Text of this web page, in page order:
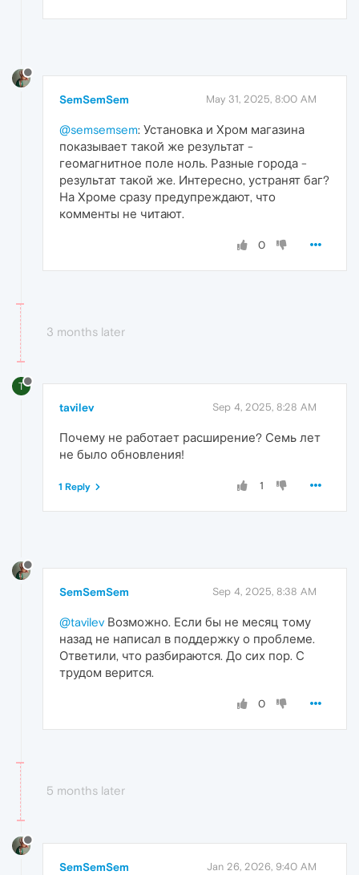
SemSemSem May 31, 2025, 8:00 AM
@semsemsem: Установка и Хром магазина
показывает такой же результат -
геомагнитное поле ноль. Разные города -
результат такой же. Интересно, устранят баг?
На Хроме сразу предупреждают, что
комменты не читают.
0
3 months later
T
tavilev Sep 4, 2025, 8:28 AM
Почему не работает расширение? Семь лет
не было обновления!
1
1 Reply
SemSemSem Sep 4, 2025, 8:38 AM
@tavilev Возможно. Если бы не месяц тому
назад не написал в поддержку о проблеме.
Ответили, что разбираются. До сих пор. С
трудом верится.
0
5 months later
SemSemSem Jan 26, 2026, 9:40 AM